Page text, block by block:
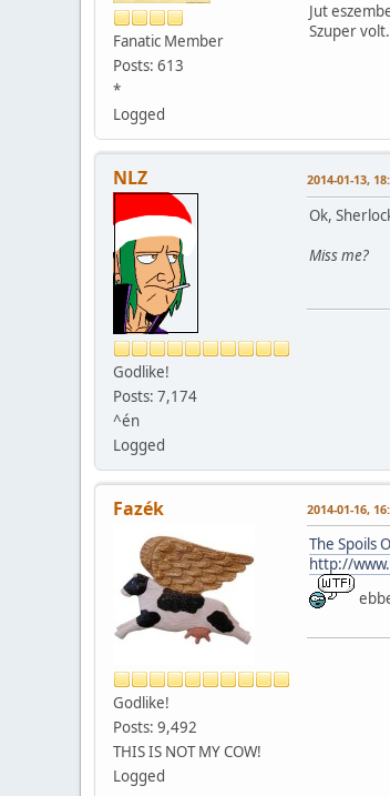
Fanatic Member
Posts: 613
*
Logged
Jut
Szuper volt.
NLZ
Godlike!
Posts: 7,174
^én
Logged
2014-01-13,
Ok,
Miss me?
Fazék
Godlike!
Posts: 9,492
THIS IS NOT MY COW!
Logged
2014-01-16,
The Spoils
http://